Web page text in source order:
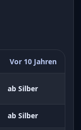
Vor 10 Jahren
ab Silber
ab Silber